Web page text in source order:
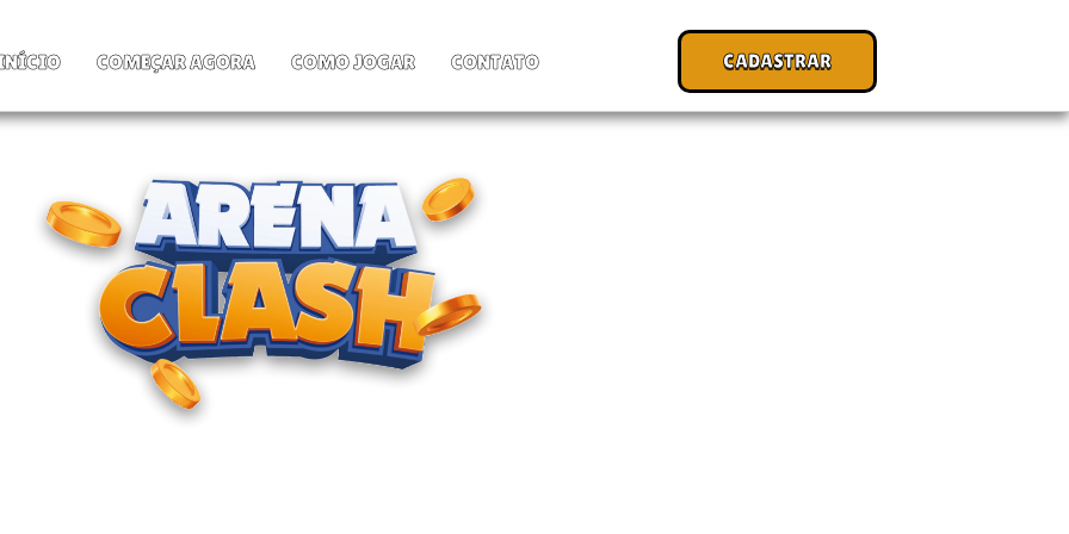
COMEÇAR AGORA COMO JOGAR CONTATO CADASTRAR